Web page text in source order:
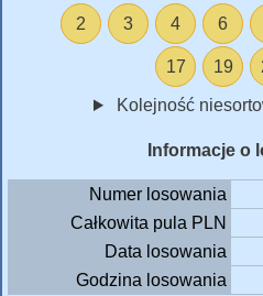
2 3 4 6
17 19
Kolejność
Informacje o
Numer losowania
Całkowita pula PLN
Data losowania
Godzina losowania